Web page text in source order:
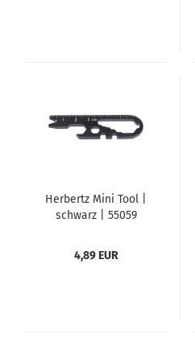
Herbertz Mini Tool |
schwarz | 55059
4,89 EUR